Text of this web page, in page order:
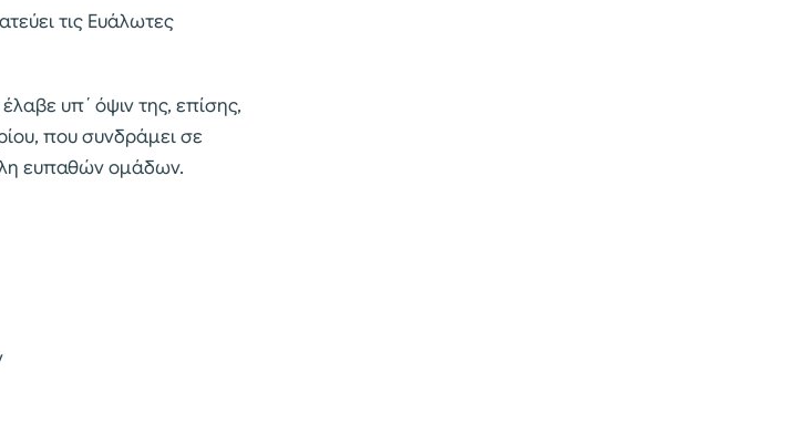
τις Ευάλωτες
υπ΄ όψιν της, επίσης,
που συνδράμει σε
ευπαθών ομάδων.